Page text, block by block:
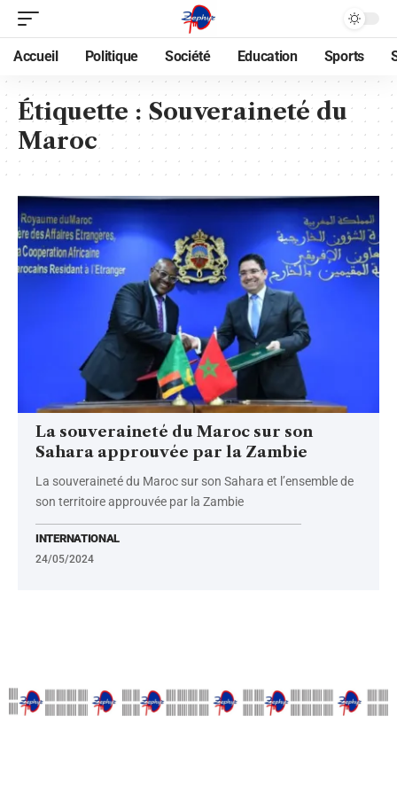
Accueil Politique Société Education Sports
Étiquette : Souveraineté du
Maroc
La souveraineté du Maroc sur son
Sahara approuvée par la Zambie
La souveraineté du Maroc sur son Sahara et l’ensemble de
son territoire approuvée par la Zambie
INTERNATIONAL
24/05/2024